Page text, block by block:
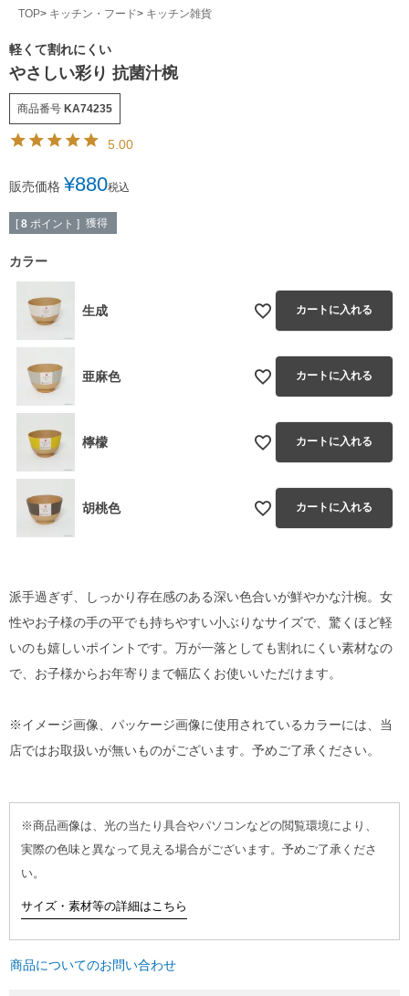
TOP キッチン・フード キッチン雑貨
軽くて割れにくい
やさしい彩り 抗菌汁椀
商品番号 KA74235
5.00
販売価格 ¥880税込
[ 8 ポイント ] 獲得
カラー
生成 カートに入れる
亜麻色 カートに入れる
檸檬 カートに入れる
胡桃色 カートに入れる
派手過ぎず、しっかり存在感のある深い色合いが鮮やかな汁椀。女
性やお子様の手の平でも持ちやすい小ぶりなサイズで、驚くほど軽
いのも嬉しいポイントです。万が一落としても割れにくい素材なの
で、お子様からお年寄りまで幅広くお使いいただけます。
※イメージ画像、パッケージ画像に使用されているカラーには、当
店ではお取扱いが無いものがございます。予めご了承ください。
※商品画像は、光の当たり具合やパソコンなどの閲覧環境により、
実際の色味と異なって見える場合がございます。予めご了承くださ
い。
サイズ・素材等の詳細はこちら
商品についてのお問い合わせ